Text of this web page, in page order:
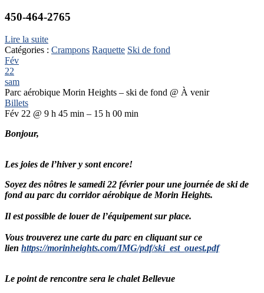
450-464-2765
Lire la suite
Catégories : Crampons Raquette Ski de fond
Fév
22
sam
Parc aérobique Morin Heights – ski de fond @ À venir
Billets
Fév 22 @ 9 h 45 min – 15 h 00 min
Bonjour,
Les joies de l’hiver y sont encore!
Soyez des nôtres le samedi 22 février pour une journée de ski de
fond au parc du corridor aérobique de Morin Heights.
Il est possible de louer de l’équipement sur place.
Vous trouverez une carte du parc en cliquant sur ce
lien https://morinheights.com/IMG/pdf/ski_est_ouest.pdf
Le point de rencontre sera le chalet Bellevue